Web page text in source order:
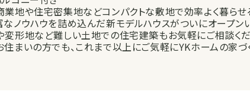
業地や住宅密集地などコンパクトな敷地で効率よく暮ら
なノウハウを詰め込んだ新モデルハウスがついにオープン
変形地など難しい土地での住宅建築もお気軽にご相談くだ
まいの方でも、これまで以上にご気軽にYKホームの家づ